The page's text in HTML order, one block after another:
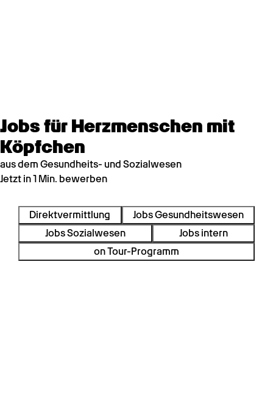
Jobs für Herzmenschen mit
Köpfchen
aus dem Gesundheits- und Sozialwesen
Jetzt in 1 Min. bewerben
Direktvermittlung
Jobs Gesundheitswesen
Jobs Sozialwesen
Jobs intern
on Tour-Programm